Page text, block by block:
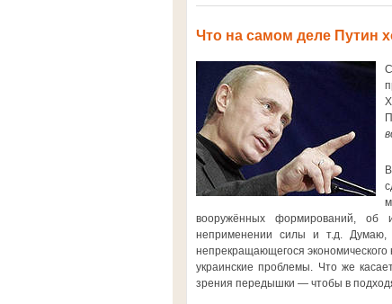
Что на самом деле Путин
вооружённых формирований, об
неприменении силы и т.д. Думаю,
непрекращающегося экономического
украинские проблемы. Что же
зрения передышки — чтобы в